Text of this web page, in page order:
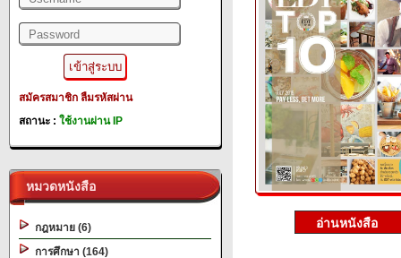
สมัครสมาชิก ลืมรหัสผ่าน
สถานะ : ใช้งานผ่าน IP
หมวดหนังสือ
กฎหมาย (6)
การศึกษา (164)